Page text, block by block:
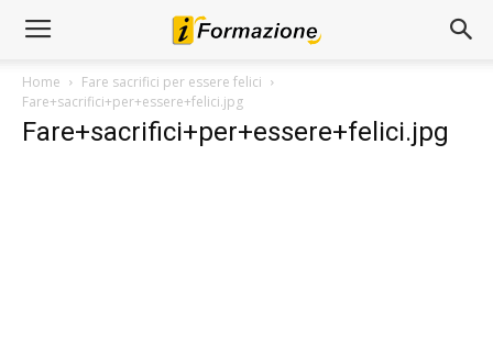
Home
Fare sacrifici per essere felici
Fare+sacrifici+per+essere+felici.jpg
Fare+sacrifici+per+essere+felici.jpg